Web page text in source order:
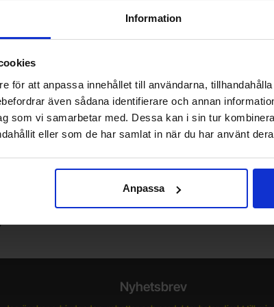
Information
för att anpassa innehållet till användarna,
även sådana identifierare och annan
som vi samarbetar med. Dessa kan i sin tur
eller som de har samlat in när du har använt
Anpassa
Vill du jobba på Electrokit?
Läs mer om att jobba på electrokit
Nyhetsbrev